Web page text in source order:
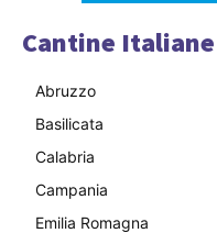
Cantine Italiane
Abruzzo
Basilicata
Calabria
Campania
Emilia Romagna